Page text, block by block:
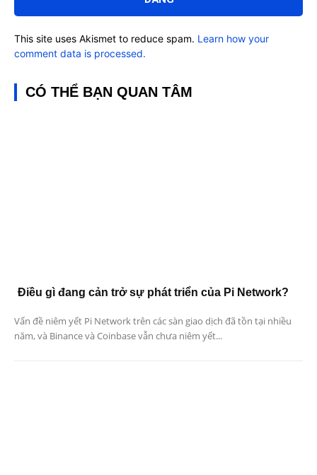
This site uses Akismet to reduce spam. Learn how your
comment data is processed.
CÓ THỂ BẠN QUAN TÂM
Điều gì đang cản trở sự phát triển của Pi Network?
Vấn đề niêm yết Pi Network trên các sàn giao dịch đã tồn tại nhiều
năm, và Binance và Coinbase vẫn chưa niêm yết...